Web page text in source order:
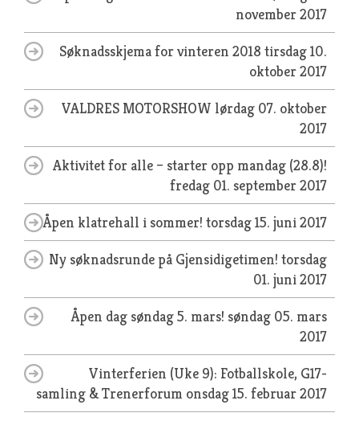
november 2017
Søknadsskjema for vinteren 2018 tirsdag 10.
oktober 2017
VALDRES MOTORSHOW lørdag 07. oktober
2017
Aktivitet for alle – starter opp mandag (28.8)!
fredag 01. september 2017
Åpen klatrehall i sommer! torsdag 15. juni 2017
Ny søknadsrunde på Gjensidigetimen! torsdag
01. juni 2017
Åpen dag søndag 5. mars! søndag 05. mars
2017
Vinterferien (Uke 9): Fotballskole, G17-
samling & Trenerforum onsdag 15. februar 2017